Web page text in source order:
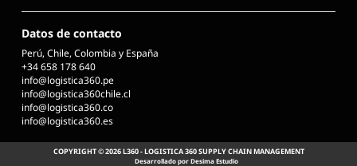
Datos de contacto
Perú, Chile, Colombia y España
+34 658 178 640
info@logistica360.pe
info@logistica360chile.cl
info@logistica360.co
info@logistica360.es
COPYRIGHT © 2026 L360 - LOGISTICA 360 SUPPLY CHAIN MANAGEMENT
Desarrollado por Desima Estudio